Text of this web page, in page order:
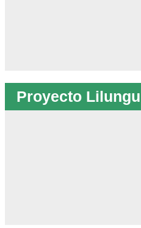
Proyecto Lilungu